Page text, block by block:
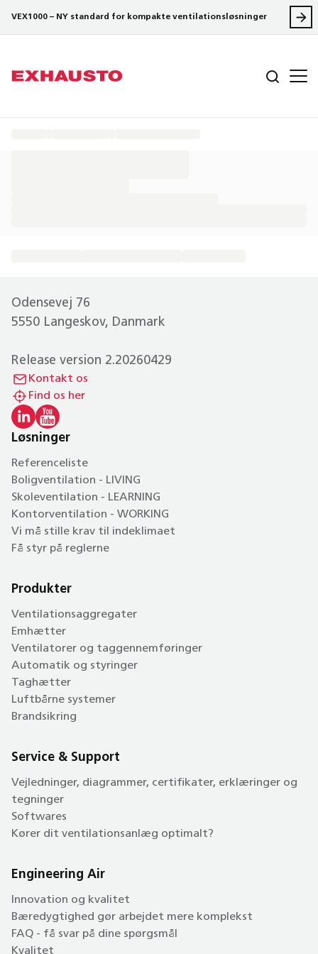
VEX1000 – NY standard for kompakte ventilationsløsninger
Odensevej 76
5550 Langeskov, Danmark
Release version 2.20260429
Kontakt os
Find os her
Løsninger
Referenceliste
Boligventilation - LIVING
Skoleventilation - LEARNING
Kontorventilation - WORKING
Vi må stille krav til indeklimaet
Få styr på reglerne
Produkter
Ventilationsaggregater
Emhætter
Ventilatorer og taggennemføringer
Automatik og styringer
Taghætter
Luftbårne systemer
Brandsikring
Service & Support
Vejledninger, diagrammer, certifikater, erklæringer og
tegninger
Softwares
Kører dit ventilationsanlæg optimalt?
Engineering Air
Innovation og kvalitet
Bæredygtighed gør arbejdet mere komplekst
FAQ - få svar på dine spørgsmål
Kvalitet